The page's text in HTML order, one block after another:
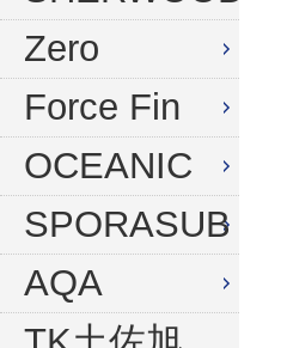
水中デジタルカメラセット
Zero
Force Fin
OCEANIC
SPORASUB
AQA